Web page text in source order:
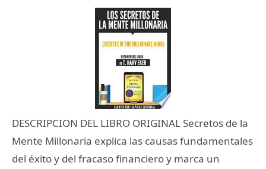
DESCRIPCION DEL LIBRO ORIGINAL Secretos de la
Mente Millonaria explica las causas fundamentales
del éxito y del fracaso financiero y marca un